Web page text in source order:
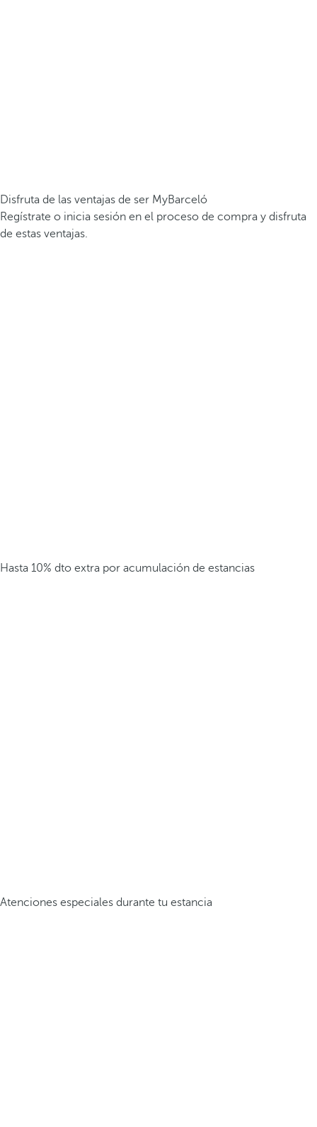
Disfruta de las ventajas de ser MyBarceló
Regístrate o inicia sesión en el proceso de compra y disfruta
de estas ventajas.
Hasta 10% dto extra por acumulación de estancias
Atenciones especiales durante tu estancia